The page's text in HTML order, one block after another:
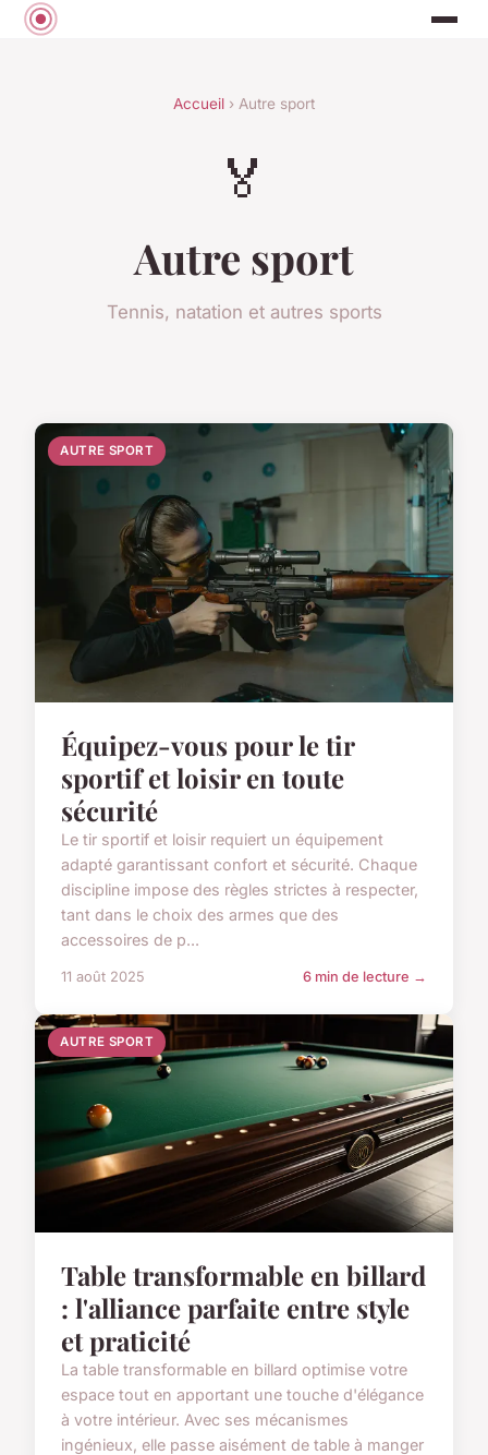
Accueil › Autre sport
🏅
Autre sport
Tennis, natation et autres sports
AUTRE SPORT
Équipez-vous pour le tir
sportif et loisir en toute
sécurité
Le tir sportif et loisir requiert un équipement
adapté garantissant confort et sécurité. Chaque
discipline impose des règles strictes à respecter,
tant dans le choix des armes que des
accessoires de p...
11 août 2025 6 min de lecture →
AUTRE SPORT
Table transformable en billard
: l'alliance parfaite entre style
et praticité
La table transformable en billard optimise votre
espace tout en apportant une touche d'élégance
à votre intérieur. Avec ses mécanismes
ingénieux, elle passe aisément de table à manger